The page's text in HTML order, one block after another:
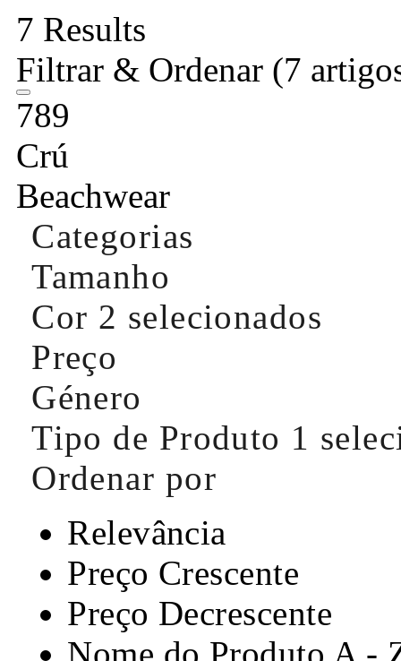
7 Results
Filtrar & Ordenar (7
789
Crú
Beachwear
Categorias
Tamanho
Cor 2 selecionados
Preço
Género
Tipo de Produto 1
Ordenar por
Relevância
Preço Crescente
Preço Decrescente
Nome do Produto A -